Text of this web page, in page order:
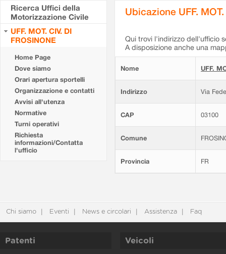
Ricerca Uffici della
Motorizzazione Civile
UFF. MOT. CIV. DI
FROSINONE
Home Page
Dove siamo
Orari apertura sportelli
Organizzazione e contatti
Avvisi all'utenza
Normative
Turni operativi
Richiesta
informazioni/Contatta
l'ufficio
Ubicazione UFF.
Qui trovi l'indirizzo dell'ufficio
A disposizione anche una
Nome UFF.
Indirizzo Via
CAP 03100
Comune
Provincia FR
Chi siamo Eventi News e circolari Assistenza Faq
Patenti Veicoli